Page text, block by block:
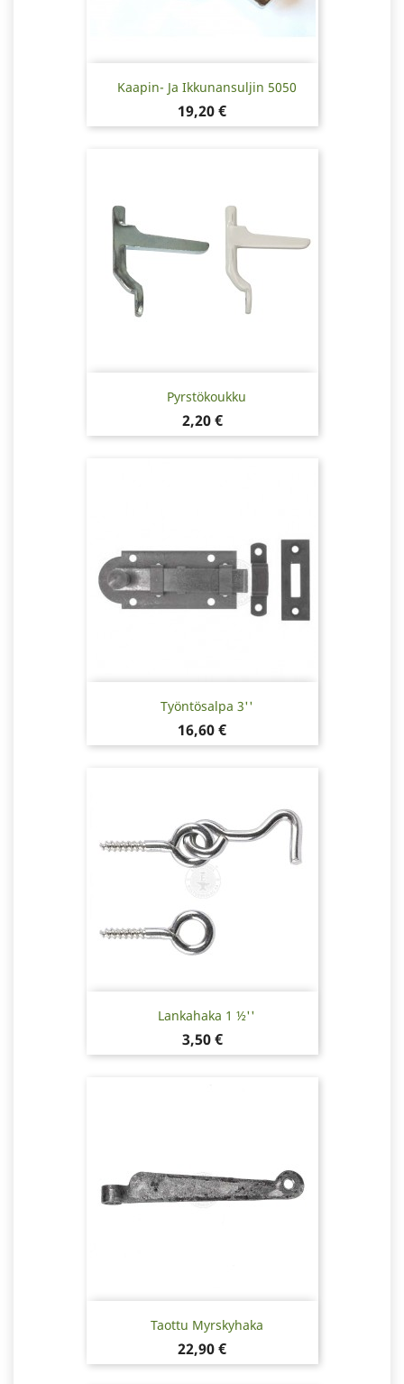
Kaapin- Ja Ikkunansuljin 5050
Hinta
19,20 €
Pyrstökoukku
Hinta
2,20 €
Työntösalpa 3''
Hinta
16,60 €
Lankahaka 1 ½''
Hinta
3,50 €
Taottu Myrskyhaka
Hinta
22,90 €